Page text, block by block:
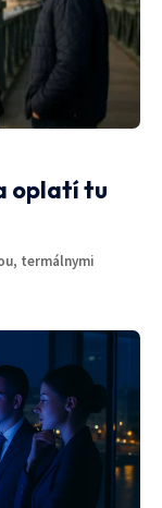
oplatí tu
termálnymi